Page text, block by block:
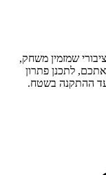
שמזמין משחק,
לתכנן פתרון
ההתקנה בשטח.